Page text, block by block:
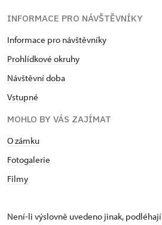
INFORMACE PRO NÁVŠTĚVNÍKY
Informace pro návštěvníky
Prohlídkové okruhy
Návštěvní doba
Vstupné
MOHLO BY VÁS ZAJÍMAT
O zámku
Fotogalerie
Filmy
Není-li výslovně uvedeno jinak,